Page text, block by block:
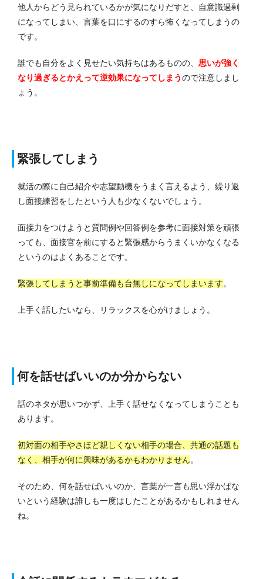
他人からどう見られているかが気になりだすと、自意識過剰
になってしまい、言葉を口にするのすら怖くなってしまうの
です。
誰でも自分をよく見せたい気持ちはあるものの、 思いが強く
なり過ぎるとかえって逆効果になってしまうので注意しまし
ょう。
緊張してしまう
就活の際に自己紹介や志望動機をうまく言えるよう、繰り返
し面接練習をしたという人も少なくないでしょう。
面接力をつけようと質問例や回答例を参考に面接対策を頑張
っても、面接官を前にすると緊張感からうまくいかなくなる
というのはよくあることです。
緊張してしまうと事前準備も台無しになってしまいます。
上手く話したいなら、リラックスを心がけましょう。
何を話せばいいのか分からない
話のネタが思いつかず、上手く話せなくなってしまうことも
あります。
初対面の相手やさほど親しくない相手の場合、共通の話題も
なく、相手が何に興味があるかもわかりません。
そのため、何を話せばいいのか、言葉が一言も思い浮かばな
いという経験は誰しも一度はしたことがあるかもしれません
ね。